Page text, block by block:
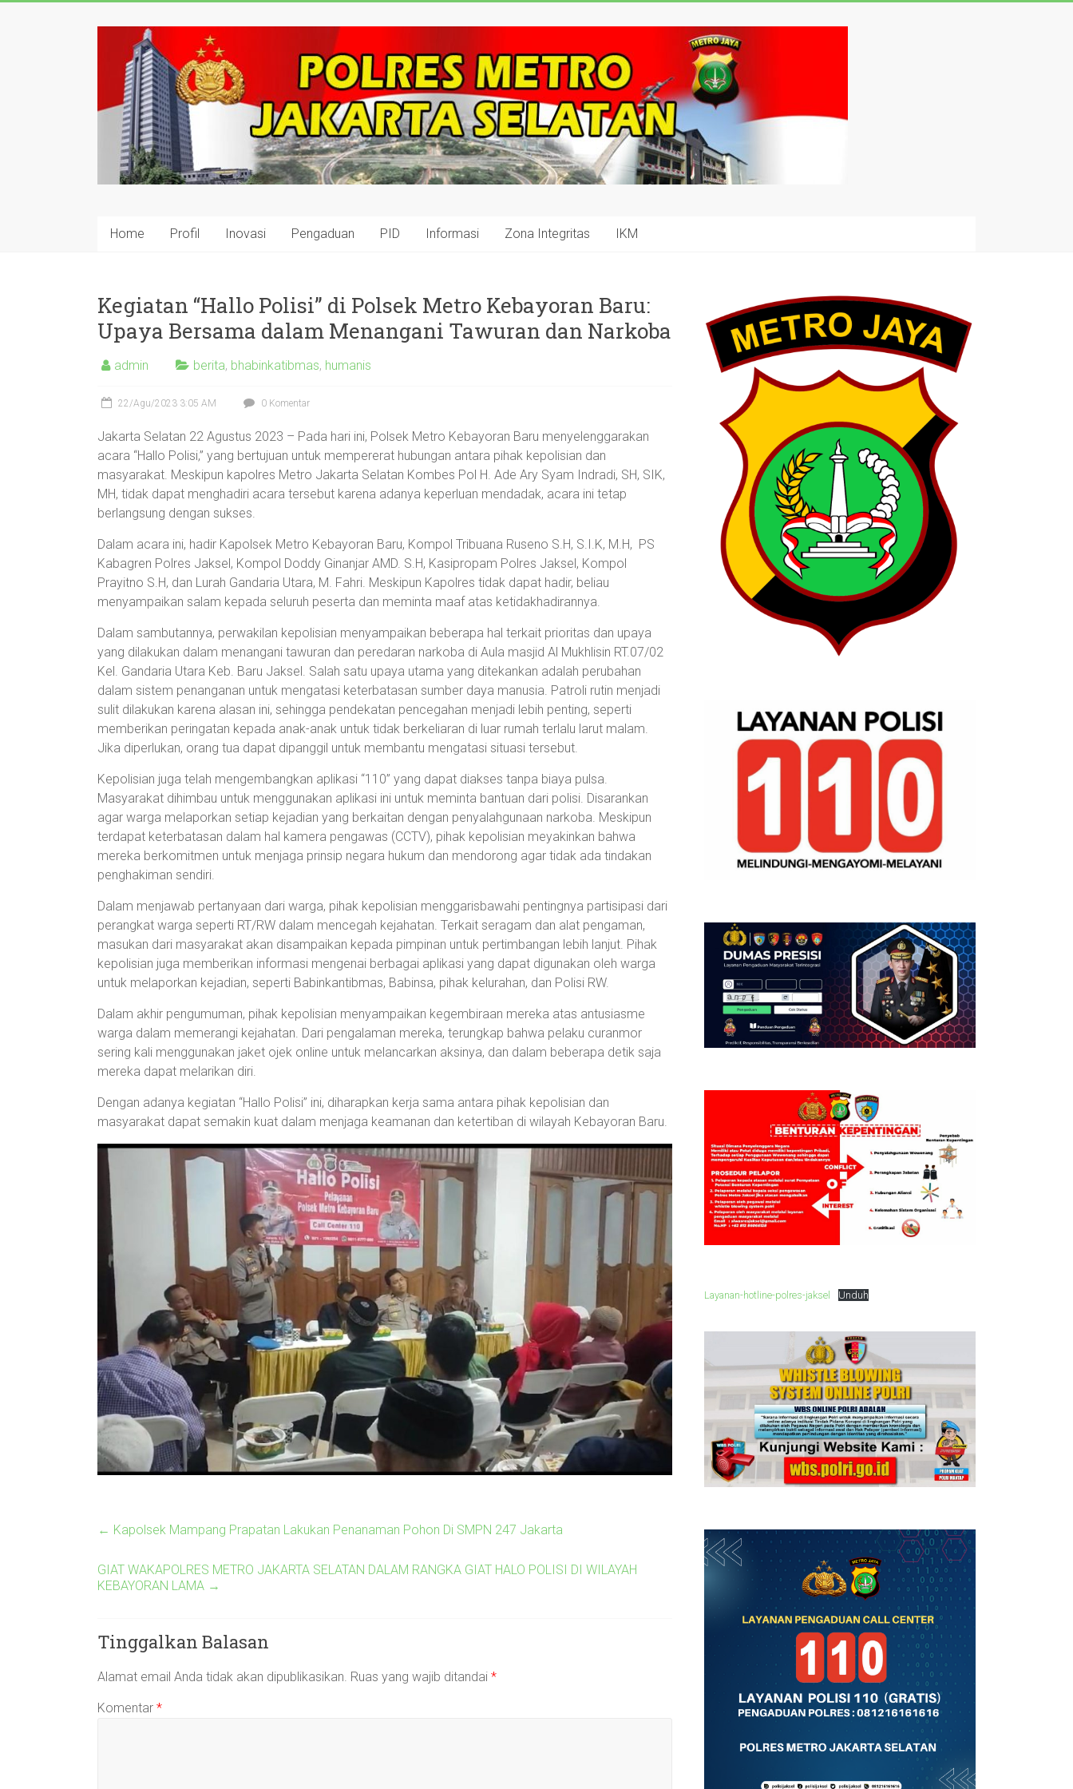
polisijaksel
Presisi
Home Profil Inovasi Pengaduan PID Informasi Zona Integritas IKM
Kegiatan “Hallo Polisi” di Polsek Metro Kebayoran Baru:
Upaya Bersama dalam Menangani Tawuran dan Narkoba
admin berita, bhabinkatibmas, humanis
22/Agu/2023 3:05 AM 0 Komentar
Jakarta Selatan 22 Agustus 2023 – Pada hari ini, Polsek Metro Kebayoran Baru menyelenggarakan
acara “Hallo Polisi,” yang bertujuan untuk mempererat hubungan antara pihak kepolisian dan
masyarakat. Meskipun kapolres Metro Jakarta Selatan Kombes Pol H. Ade Ary Syam Indradi, SH, SIK,
MH, tidak dapat menghadiri acara tersebut karena adanya keperluan mendadak, acara ini tetap
berlangsung dengan sukses.
Dalam acara ini, hadir Kapolsek Metro Kebayoran Baru, Kompol Tribuana Ruseno S.H, S.I.K, M.H, PS
Kabagren Polres Jaksel, Kompol Doddy Ginanjar AMD. S.H, Kasipropam Polres Jaksel, Kompol
Prayitno S.H, dan Lurah Gandaria Utara, M. Fahri. Meskipun Kapolres tidak dapat hadir, beliau
menyampaikan salam kepada seluruh peserta dan meminta maaf atas ketidakhadirannya.
Dalam sambutannya, perwakilan kepolisian menyampaikan beberapa hal terkait prioritas dan upaya
yang dilakukan dalam menangani tawuran dan peredaran narkoba di Aula masjid Al Mukhlisin RT.07/02
Kel. Gandaria Utara Keb. Baru Jaksel. Salah satu upaya utama yang ditekankan adalah perubahan
dalam sistem penanganan untuk mengatasi keterbatasan sumber daya manusia. Patroli rutin menjadi
sulit dilakukan karena alasan ini, sehingga pendekatan pencegahan menjadi lebih penting, seperti
memberikan peringatan kepada anak-anak untuk tidak berkeliaran di luar rumah terlalu larut malam.
Jika diperlukan, orang tua dapat dipanggil untuk membantu mengatasi situasi tersebut.
Kepolisian juga telah mengembangkan aplikasi “110” yang dapat diakses tanpa biaya pulsa.
Masyarakat dihimbau untuk menggunakan aplikasi ini untuk meminta bantuan dari polisi. Disarankan
agar warga melaporkan setiap kejadian yang berkaitan dengan penyalahgunaan narkoba. Meskipun
terdapat keterbatasan dalam hal kamera pengawas (CCTV), pihak kepolisian meyakinkan bahwa
mereka berkomitmen untuk menjaga prinsip negara hukum dan mendorong agar tidak ada tindakan
penghakiman sendiri.
Dalam menjawab pertanyaan dari warga, pihak kepolisian menggarisbawahi pentingnya partisipasi dari
perangkat warga seperti RT/RW dalam mencegah kejahatan. Terkait seragam dan alat pengaman,
masukan dari masyarakat akan disampaikan kepada pimpinan untuk pertimbangan lebih lanjut. Pihak
kepolisian juga memberikan informasi mengenai berbagai aplikasi yang dapat digunakan oleh warga
untuk melaporkan kejadian, seperti Babinkantibmas, Babinsa, pihak kelurahan, dan Polisi RW.
Dalam akhir pengumuman, pihak kepolisian menyampaikan kegembiraan mereka atas antusiasme
warga dalam memerangi kejahatan. Dari pengalaman mereka, terungkap bahwa pelaku curanmor
sering kali menggunakan jaket ojek online untuk melancarkan aksinya, dan dalam beberapa detik saja
mereka dapat melarikan diri.
Dengan adanya kegiatan “Hallo Polisi” ini, diharapkan kerja sama antara pihak kepolisian dan
masyarakat dapat semakin kuat dalam menjaga keamanan dan ketertiban di wilayah Kebayoran Baru.
← Kapolsek Mampang Prapatan Lakukan Penanaman Pohon Di SMPN 247 Jakarta
GIAT WAKAPOLRES METRO JAKARTA SELATAN DALAM RANGKA GIAT HALO POLISI DI WILAYAH
KEBAYORAN LAMA →
Tinggalkan Balasan
Alamat email Anda tidak akan dipublikasikan. Ruas yang wajib ditandai *
Komentar *
Layanan-hotline-polres-jaksel Unduh